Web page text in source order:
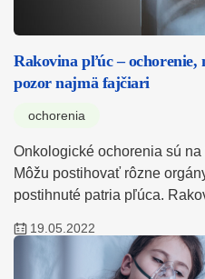
Rakovina pľúc –
pozor najmä fajčiari
ochorenia
Onkologické ochorenia sú
Môžu postihovať rôzne
postihnuté patria pľúca.
19.05.2022